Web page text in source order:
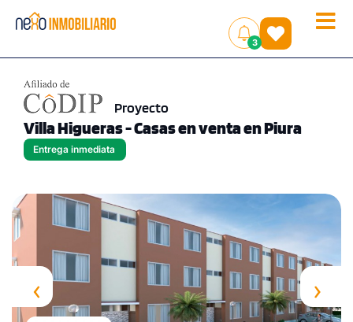
Toggle
3
()
Proyecto
Villa Higueras - Casas en venta en Piura
Entrega inmediata
‹ ›